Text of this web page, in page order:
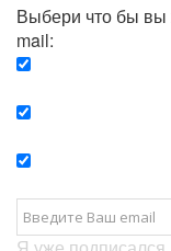
Выбери что бы вы
mail: